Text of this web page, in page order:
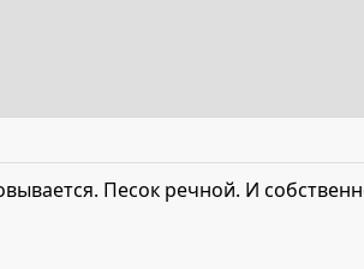
Песок речной. И